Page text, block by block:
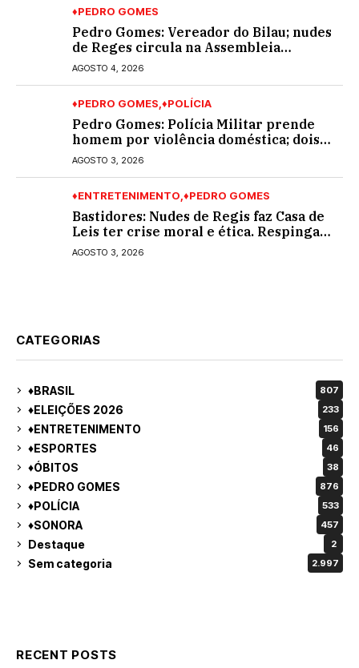
♦PEDRO GOMES
Pedro Gomes: Vereador do Bilau; nudes
de Reges circula na Assembleia
Legislativa de MS e também na
governadoria
AGOSTO 4, 2026
♦PEDRO GOMES ♦POLÍCIA
Pedro Gomes: Polícia Militar prende
homem por violência doméstica; dois
socos na cara dela
AGOSTO 3, 2026
♦ENTRETENIMENTO ♦PEDRO GOMES
Bastidores: Nudes de Regis faz Casa de
Leis ter crise moral e ética. Respinga
em todos os vereadores e decredibiliza
vereança
AGOSTO 3, 2026
CATEGORIAS
♦BRASIL 807
♦ELEIÇÕES 2026 233
♦ENTRETENIMENTO 156
♦ESPORTES 46
♦ÓBITOS 38
♦PEDRO GOMES 876
♦POLÍCIA 533
♦SONORA 457
Destaque 2
Sem categoria 2.997
RECENT POSTS